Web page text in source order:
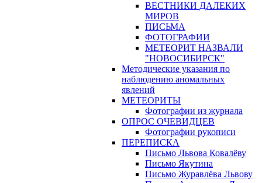
ВЕСТНИКИ ДАЛЕКИХ
МИРОВ
ПИСЬМА
ФОТОГРАФИИ
МЕТЕОРИТ НАЗВАЛИ
"НОВОСИБИРСК"
Методические указания по
наблюдению аномальных
явлений
МЕТЕОРИТЫ
Фотографии из журнала
ОПРОС ОЧЕВИДЦЕВ
Фотографии рукописи
ПЕРЕПИСКА
Письмо Львова Ковалёву
Письмо Якутина
Письмо Журавлёва Львову